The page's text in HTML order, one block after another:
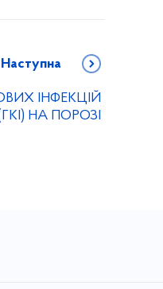
Наступна
ІНФЕКЦІЙ
НА ПОРОЗІ